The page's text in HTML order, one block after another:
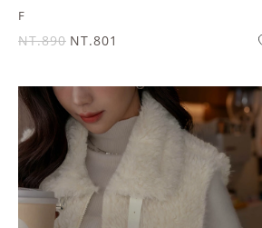
F
NT.890 NT.801